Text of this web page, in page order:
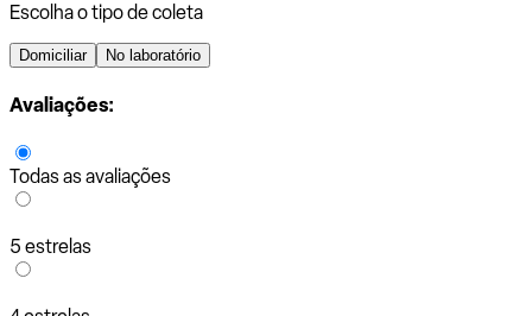
Escolha o tipo de coleta
Domiciliar No laboratório
Avaliações:
Todas as avaliações
5 estrelas